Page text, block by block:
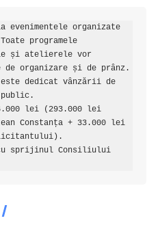
organizate
programele
și atelierele vor
de organizare și de prânz.
dedicat vânzării de
public.
lei (293.000 lei
Constanța + 33.000 lei
sprijinul Consiliului